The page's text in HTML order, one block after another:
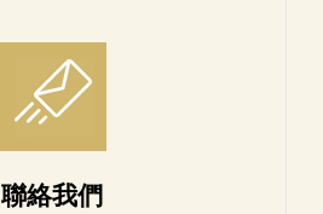
聯絡我們